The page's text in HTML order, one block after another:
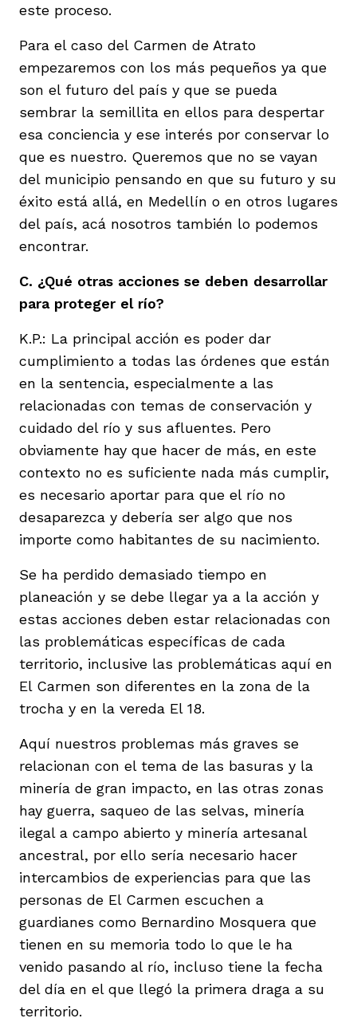
este proceso.
Para el caso del Carmen de Atrato
empezaremos con los más pequeños ya que
son el futuro del país y que se pueda
sembrar la semillita en ellos para despertar
esa conciencia y ese interés por conservar lo
que es nuestro. Queremos que no se vayan
del municipio pensando en que su futuro y su
éxito está allá, en Medellín o en otros lugares
del país, acá nosotros también lo podemos
encontrar.
C. ¿Qué otras acciones se deben desarrollar
para proteger el río?
K.P.: La principal acción es poder dar
cumplimiento a todas las órdenes que están
en la sentencia, especialmente a las
relacionadas con temas de conservación y
cuidado del río y sus afluentes. Pero
obviamente hay que hacer de más, en este
contexto no es suficiente nada más cumplir,
es necesario aportar para que el río no
desaparezca y debería ser algo que nos
importe como habitantes de su nacimiento.
Se ha perdido demasiado tiempo en
planeación y se debe llegar ya a la acción y
estas acciones deben estar relacionadas con
las problemáticas específicas de cada
territorio, inclusive las problemáticas aquí en
El Carmen son diferentes en la zona de la
trocha y en la vereda El 18.
Aquí nuestros problemas más graves se
relacionan con el tema de las basuras y la
minería de gran impacto, en las otras zonas
hay guerra, saqueo de las selvas, minería
ilegal a campo abierto y minería artesanal
ancestral, por ello sería necesario hacer
intercambios de experiencias para que las
personas de El Carmen escuchen a
guardianes como Bernardino Mosquera que
tienen en su memoria todo lo que le ha
venido pasando al río, incluso tiene la fecha
del día en el que llegó la primera draga a su
territorio.